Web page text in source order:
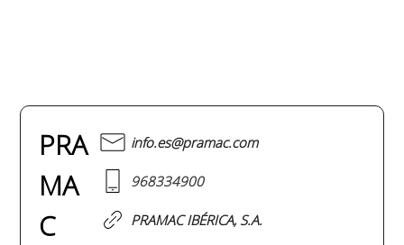
PRA
MA
C
info.es@pramac.com
968334900
PRAMAC IBÉRICA, S.A.